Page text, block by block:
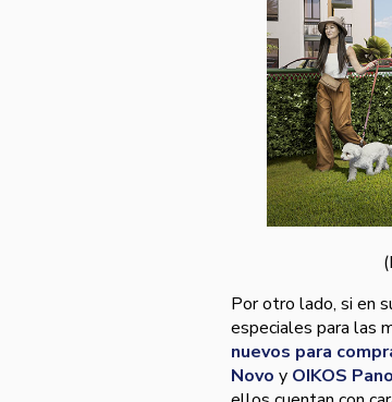
Por otro lado, si en
especiales para las
nuevos para
Novo y OIKOS